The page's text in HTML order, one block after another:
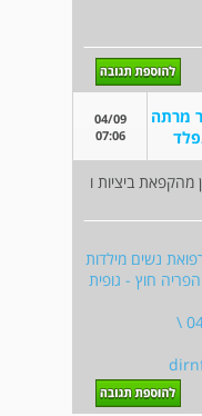
מרתה
04/09
07:06
ביציות ו
נשים מילדות
חוץ - גופית
טלפון: 04-8250335 \ 04-8342111 \